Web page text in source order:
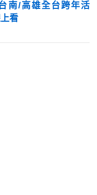
南/高雄全台跨年活
看